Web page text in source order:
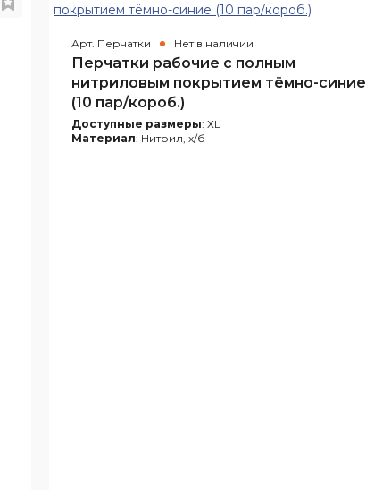
Арт. Перчатки Нет в наличии
Перчатки рабочие с полным
нитриловым покрытием тёмно-синие
(10 пар/короб.)
Доступные размеры: XL
Материал: Нитрил, х/б